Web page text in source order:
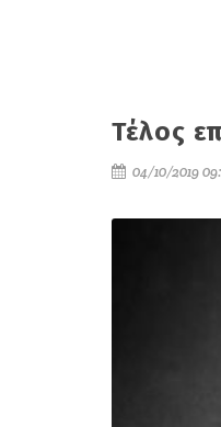
Τέλος
04/10/2019